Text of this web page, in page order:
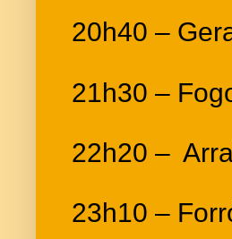
20h40 –
21h30 –
22h20 –
23h10 –